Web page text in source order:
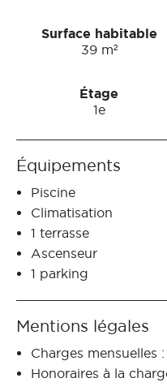
Surface habitable
39 m²
Étage
1e
Équipements
Piscine
Climatisation
1 terrasse
Ascenseur
1 parking
Mentions légales
Charges mensuelles :
Honoraires à la